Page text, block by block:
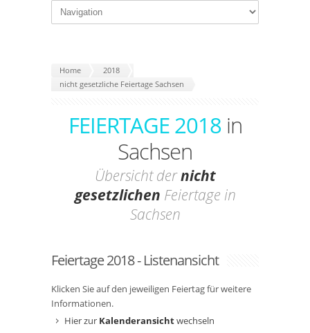
Home
2018
nicht gesetzliche Feiertage Sachsen
FEIERTAGE 2018 in
Sachsen
Übersicht dernicht
gesetzlichen Feiertage in
Sachsen
Feiertage 2018 - Listenansicht
Klicken Sie auf den jeweiligen Feiertag für weitere
Informationen.
Hier zur Kalenderansichtwechseln